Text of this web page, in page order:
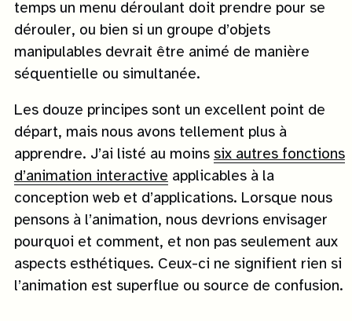
temps un menu déroulant doit prendre pour se
dérouler, ou bien si un groupe d’objets
manipulables devrait être animé de manière
séquentielle ou simultanée.
Les douze principes sont un excellent point de
départ, mais nous avons tellement plus à
apprendre. J’ai listé au moins six autres fonctions
d’animation interactive applicables à la
conception web et d’applications. Lorsque nous
pensons à l’animation, nous devrions envisager
pourquoi et comment, et non pas seulement aux
aspects esthétiques. Ceux-ci ne signifient rien si
l’animation est superflue ou source de confusion.